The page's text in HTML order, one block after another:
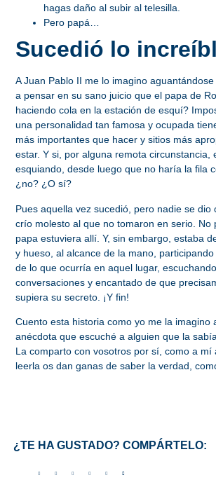
hagas daño al subir al telesilla.
Pero papá…
Sucedió lo
A Juan Pablo II me lo imagino
a pensar en su sano juicio que el papa de
haciendo cola en la estación de esquí?
una personalidad tan famosa y ocupada
más importantes que hacer y sitios más
estar. Y si, por alguna remota circunstancia,
esquiando, desde luego que no haría la fila
¿no? ¿O sí?
Pues aquella vez sucedió, pero nadie se dio
crío molesto al que no tomaron en serio. No
papa estuviera allí. Y, sin embargo, estaba
y hueso, al alcance de la mano,
de lo que ocurría en aquel lugar,
conversaciones y encantado de que
supiera su secreto. ¡Y fin!
Cuento esta historia como yo me la imagino
anécdota que escuché a alguien que la
La comparto con vosotros por sí, como a mí
leerla os dan ganas de saber la verdad,
¿TE HA GUSTADO? COMPÁRTELO: